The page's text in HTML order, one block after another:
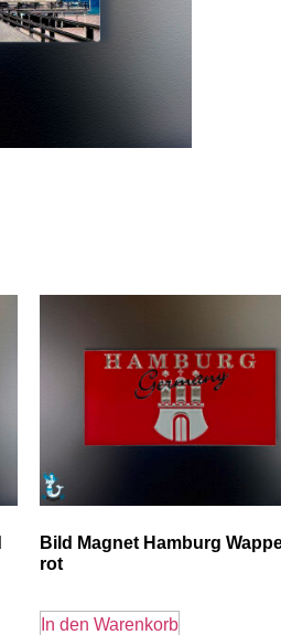
Bild Magnet Hamburg
rot
In den Warenkorb